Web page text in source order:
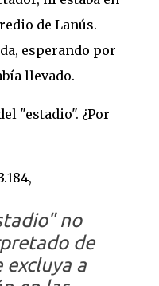
de Lanús.
esperando por
llevado.
"estadio". ¿Por
no
de
excluya a